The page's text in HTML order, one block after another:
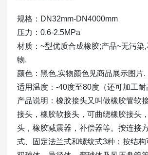
规格：DN32mm-DN4000mm
压力：0.6-2.5MPa
材质：~型优质合成橡胶;产品~无污染
物.
颜色：黑色,实物颜色见商品展示图片.
适用温度：-40度至80度（还可加工耐
产品说明：橡胶接头又叫做橡胶管软
接头，橡胶软接头，可曲绕橡胶接头
头，橡胶减震器，补偿器等。按连接
式、固定法兰式和螺纹式3种；按结构